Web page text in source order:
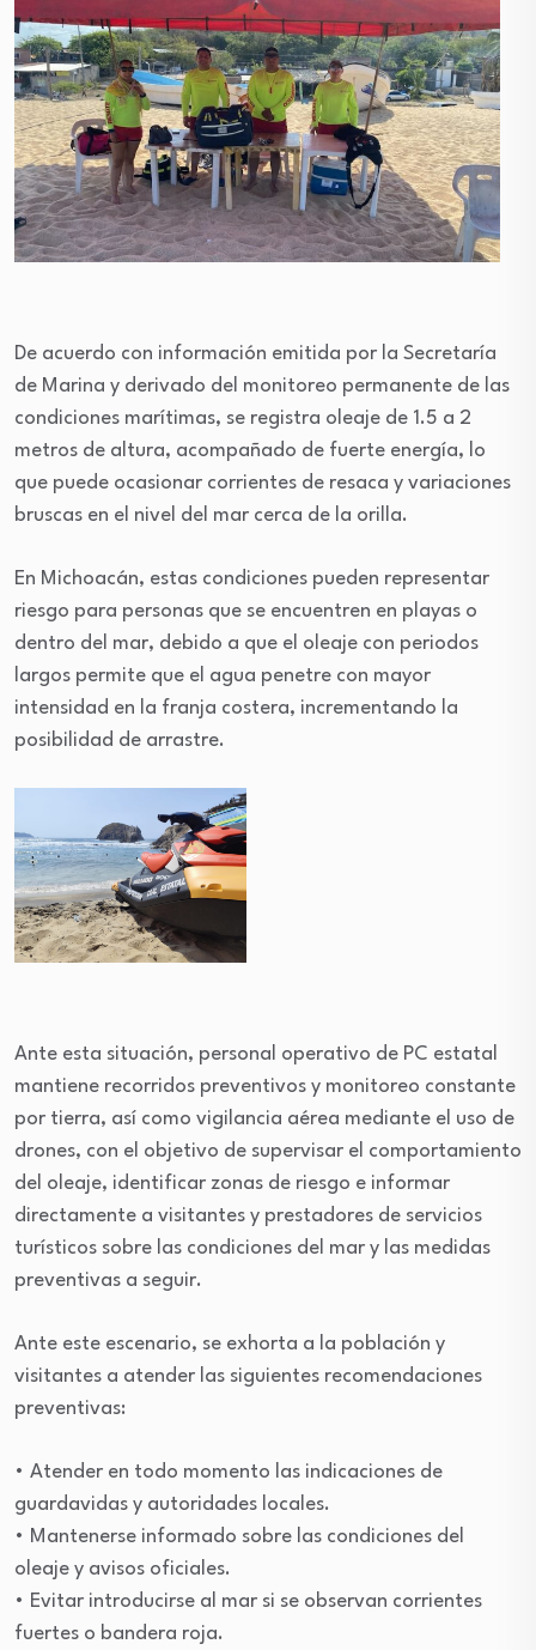
De acuerdo con información emitida por la Secretaría
de Marina y derivado del monitoreo permanente de las
condiciones marítimas, se registra oleaje de 1.5 a 2
metros de altura, acompañado de fuerte energía, lo
que puede ocasionar corrientes de resaca y variaciones
bruscas en el nivel del mar cerca de la orilla.
En Michoacán, estas condiciones pueden representar
riesgo para personas que se encuentren en playas o
dentro del mar, debido a que el oleaje con periodos
largos permite que el agua penetre con mayor
intensidad en la franja costera, incrementando la
posibilidad de arrastre.
Ante esta situación, personal operativo de PC estatal
mantiene recorridos preventivos y monitoreo constante
por tierra, así como vigilancia aérea mediante el uso de
drones, con el objetivo de supervisar el comportamiento
del oleaje, identificar zonas de riesgo e informar
directamente a visitantes y prestadores de servicios
turísticos sobre las condiciones del mar y las medidas
preventivas a seguir.
Ante este escenario, se exhorta a la población y
visitantes a atender las siguientes recomendaciones
preventivas:
• Atender en todo momento las indicaciones de
guardavidas y autoridades locales.
• Mantenerse informado sobre las condiciones del
oleaje y avisos oficiales.
• Evitar introducirse al mar si se observan corrientes
fuertes o bandera roja.